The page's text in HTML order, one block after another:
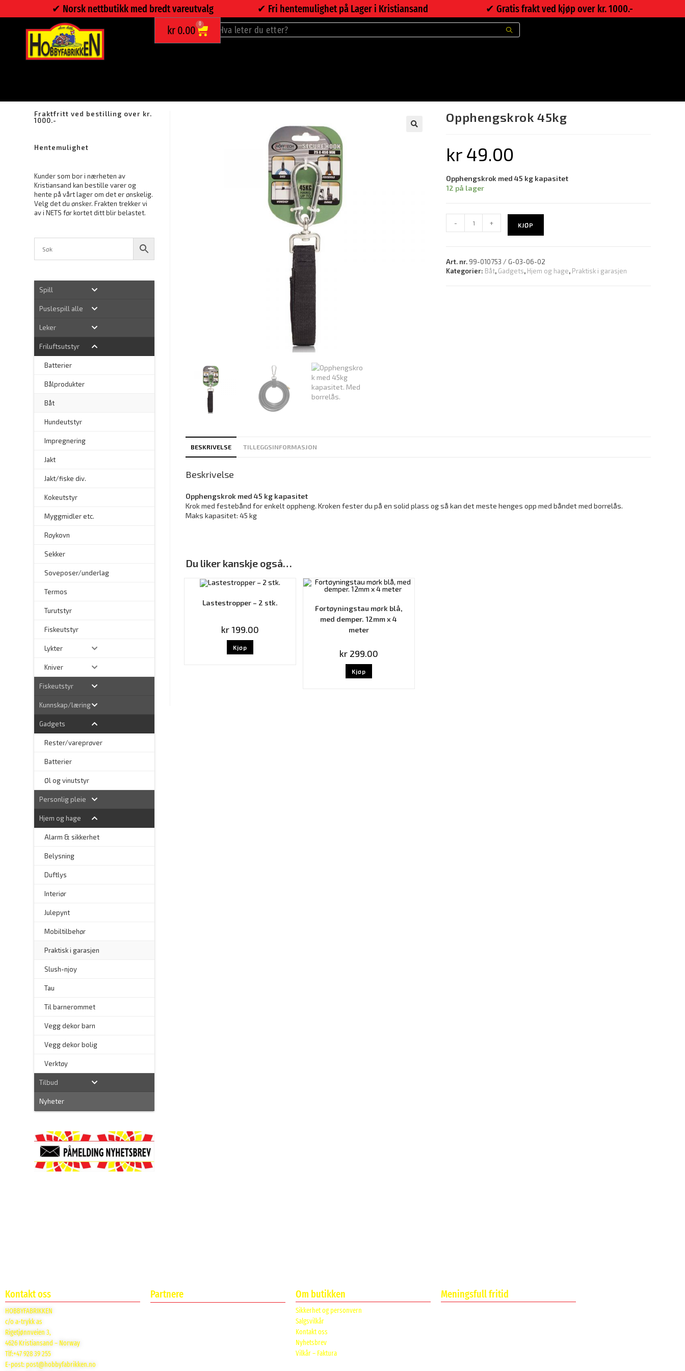
✔︎ Norsk nettbutikk med bredt vareutvalg ✔︎ Fri hentemulighet på Lager i Kristiansand ✔︎ Gratis frakt ved kjøp over kr. 1000.-
kr0.00 0
Opphengskrok 45kg
kr 49.00
Opphengskrok med 45 kg kapasitet
12 på lager
- + KJØP
Art. nr. 99-010753 / G-03-06-02
Kategorier: Båt, Gadgets, Hjem og hage, Praktisk i garasjen
BESKRIVELSE TILLEGGSINFORMASJON
Beskrivelse
Opphengskrok med 45 kg kapasitet
Krok med festebånd for enkelt oppheng. Kroken fester du på en solid plass og så kan det meste henges opp med båndet med borrelås.
Maks kapasitet: 45 kg
Du liker kanskje også…
Lastestropper – 2 stk.
kr199.00
Kjøp
Fortøyningstau mørk blå,
med demper. 12mm x 4
meter
kr299.00
Kjøp
Fraktfritt ved bestilling over kr.
1000.-
Hentemulighet
Kunder som bor i nærheten av
Kristiansand kan bestille varer og
hente på vårt lager om det er ønskelig.
Velg det du ønsker. Frakten trekker vi
av i NETS før kortet ditt blir belastet.
Spill
Puslespill alle
Leker
Friluftsutstyr
Batterier
Bålprodukter
Båt
Hundeutstyr
Impregnering
Jakt
Jakt/fiske div.
Kokeutstyr
Myggmidler etc.
Røykovn
Sekker
Soveposer/underlag
Termos
Turutstyr
Fiskeutstyr
Lykter
Kniver
Fiskeutstyr
Kunnskap/læring
Gadgets
Rester/vareprøver
Batterier
Øl og vinutstyr
Personlig pleie
Hjem og hage
Alarm & sikkerhet
Belysning
Duftlys
Interiør
Julepynt
Mobiltilbehør
Praktisk i garasjen
Slush-njoy
Tau
Til barnerommet
Vegg dekor barn
Vegg dekor bolig
Verktøy
Tilbud
Nyheter
Kontakt oss
HOBBYFABRIKKEN
c/o a-trykk as
Rigetjønnveien 3,
4626 Kristiansand – Norway
Tlf:+47 928 39 255
E-post: post@hobbyfabrikken.no
Partnere Om butikken
Sikkerhet og personvern
Salgsvilkår
Kontakt oss
Nyhetsbrev
Vilkår – Faktura
Meningsfull fritid